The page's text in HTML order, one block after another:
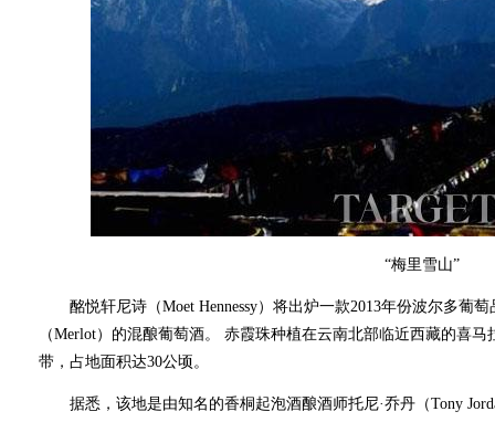
“梅里雪山”
酩悦轩尼诗（Moet Hennessy）将出炉一款2013年份波尔多葡萄
（Merlot）的混酿葡萄酒。 赤霞珠种植在云南北部临近西藏的喜
带，占地面积达30公顷。
据悉，该地是由知名的香桐起泡酒酿酒师托尼·乔丹（Tony